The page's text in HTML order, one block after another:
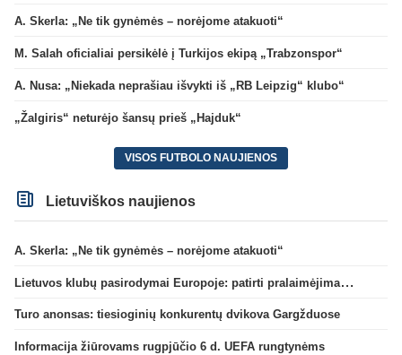
A. Skerla: „Ne tik gynėmės – norėjome atakuoti“
M. Salah oficialiai persikėlė į Turkijos ekipą „Trabzonspor“
A. Nusa: „Niekada neprašiau išvykti iš „RB Leipzig“ klubo“
„Žalgiris“ neturėjo šansų prieš „Hajduk“
VISOS FUTBOLO NAUJIENOS
Lietuviškos naujienos
A. Skerla: „Ne tik gynėmės – norėjome atakuoti“
Lietuvos klubų pasirodymai Europoje: patirti pralaimėjimai Kroatijos atstovams
Turo anonsas: tiesioginių konkurentų dvikova Gargžduose
Informacija žiūrovams rugpjūčio 6 d. UEFA rungtynėms